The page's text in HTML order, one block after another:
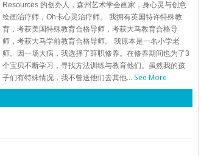
Resources 的创办人，森州艺术学会画家，身心灵与创意
绘画治疗师，Oh卡心灵治疗师。 我拥有英国特许特殊教
育，考获美国特殊教育合格导师，考获大马教育合格导
师，考获大马学前教育合格导师。 我原本是一名小学老
师。因一场大病，我选择了辞职修养。在修养期间也为了3
个宝贝不断学习，寻找方法训练与教育他们。虽然我的孩
子们有特殊情况，我不曾送他们去其他... See More